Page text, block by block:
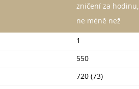
zničení za hodinu,
ne méně než
1
550
720 (73)